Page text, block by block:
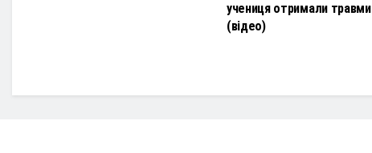
учениця отримали травми
(відео)